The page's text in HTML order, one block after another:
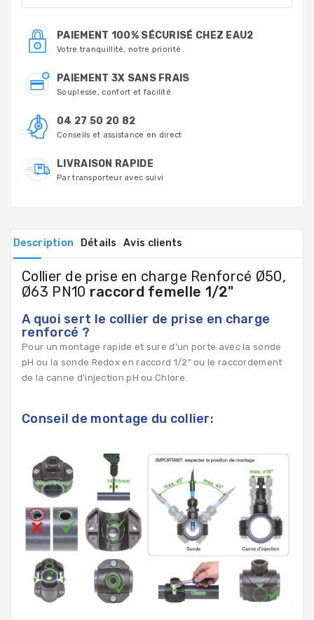
PAIEMENT 100% SÉCURISÉ CHEZ EAU2
Votre tranquillité, notre priorité
PAIEMENT 3X SANS FRAIS
Souplesse, confort et facilité
04 27 50 20 82
Conseils et assistance en direct
LIVRAISON RAPIDE
Par transporteur avec suivi
Description Détails Avis clients
Collier de prise en charge Renforcé Ø50,
Ø63 PN10 raccord femelle 1/2"
A quoi sert le collier de prise en charge
renforcé ?
Pour un montage rapide et sure d'un porte avec la sonde
pH ou la sonde Redox en raccord 1/2" ou le raccordement
de la canne d'injection pH ou Chlore.
Conseil de montage du collier: